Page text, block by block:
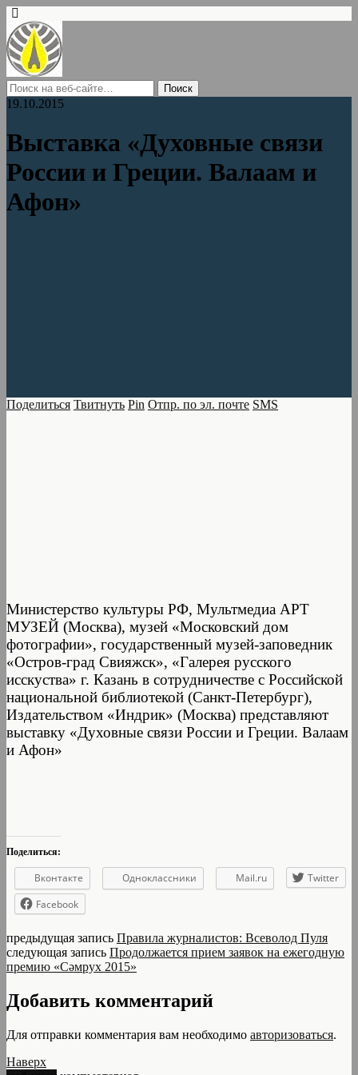
19.10.2015
Выставка «Духовные связи
России и Греции. Валаам и
Афон»
Поделиться Твитнуть Pin Отпр. по эл. почте SMS
Министерство культуры РФ, Мультмедиа АРТ
МУЗЕЙ (Москва), музей «Московский дом
фотографии», государственный музей-заповедник
«Остров-град Свияжск», «Галерея русского
исскуства» г. Казань в сотрудничестве с Российской
национальной библиотекой (Санкт-Петербург),
Издательством «Индрик» (Москва) представляют
выставку «Духовные связи России и Греции. Валаам
и Афон»
Поделиться:
Вконтакте Одноклассники Mail.ru
Twitter
Facebook
предыдущая запись Правила журналистов: Всеволод Пуля
следующая запись Продолжается прием заявок на ежегодную
премию «Сәмрух 2015»
Добавить комментарий
Для отправки комментария вам необходимо авторизоваться.
Наверх